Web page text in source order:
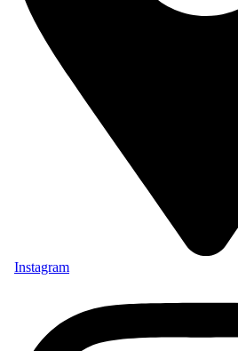
Instagram